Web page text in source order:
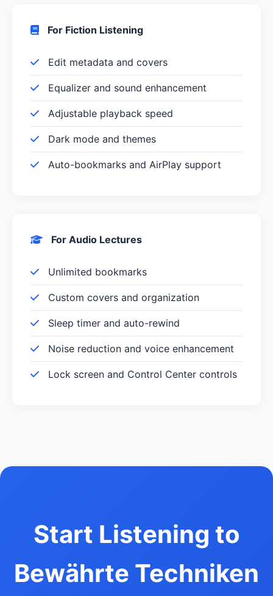
For Fiction Listening
Edit metadata and covers
Equalizer and sound enhancement
Adjustable playback speed
Dark mode and themes
Auto-bookmarks and AirPlay support
For Audio Lectures
Unlimited bookmarks
Custom covers and organization
Sleep timer and auto-rewind
Noise reduction and voice enhancement
Lock screen and Control Center controls
Start Listening to
Bewährte Techniken